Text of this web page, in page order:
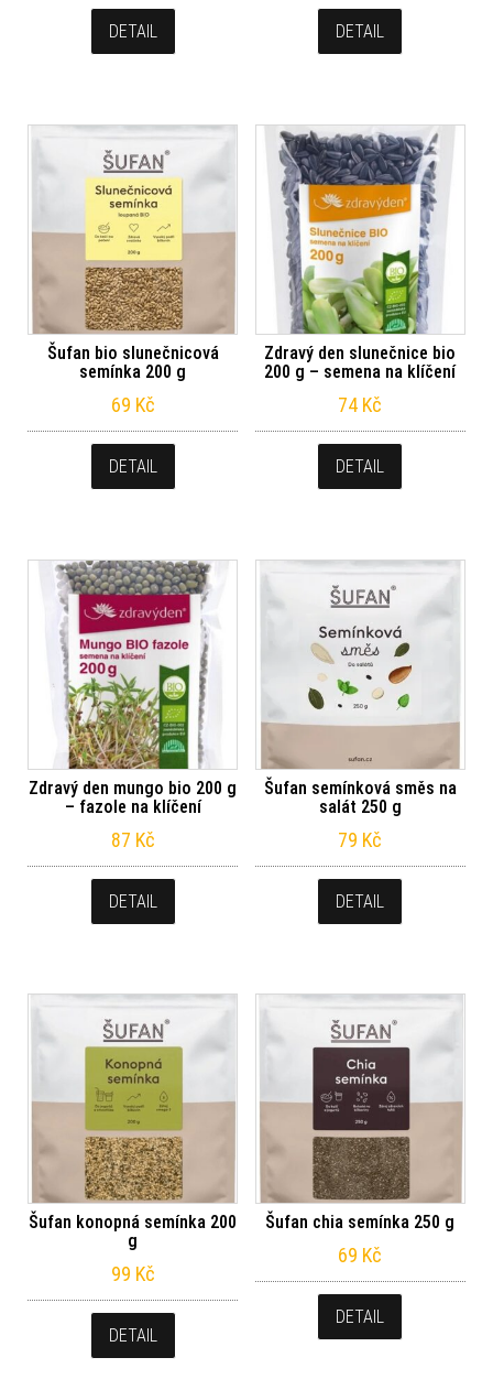
DETAIL DETAIL
Šufan bio slunečnicová
semínka 200 g
69 Kč
DETAIL
Zdravý den slunečnice bio
200 g – semena na klíčení
74 Kč
DETAIL
Zdravý den mungo bio 200 g
– fazole na klíčení
87 Kč
DETAIL
Šufan semínková směs na
salát 250 g
79 Kč
DETAIL
Šufan konopná semínka 200
g
99 Kč
DETAIL
Šufan chia semínka 250 g
69 Kč
DETAIL